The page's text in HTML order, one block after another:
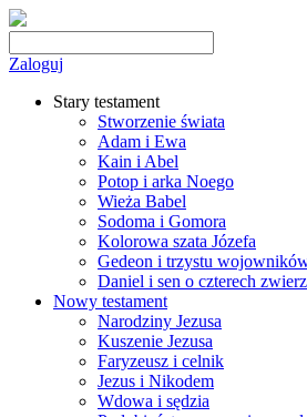
Zaloguj
Stary testament
Stworzenie świata
Adam i Ewa
Kain i Abel
Potop i arka Noego
Wieża Babel
Sodoma i Gomora
Kolorowa szata Józefa
Gedeon i trzystu
Daniel i sen o czterech
Nowy testament
Narodziny Jezusa
Kuszenie Jezusa
Faryzeusz i celnik
Jezus i Nikodem
Wdowa i sędzia